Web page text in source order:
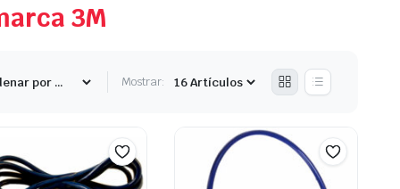
3M
Mostrar: